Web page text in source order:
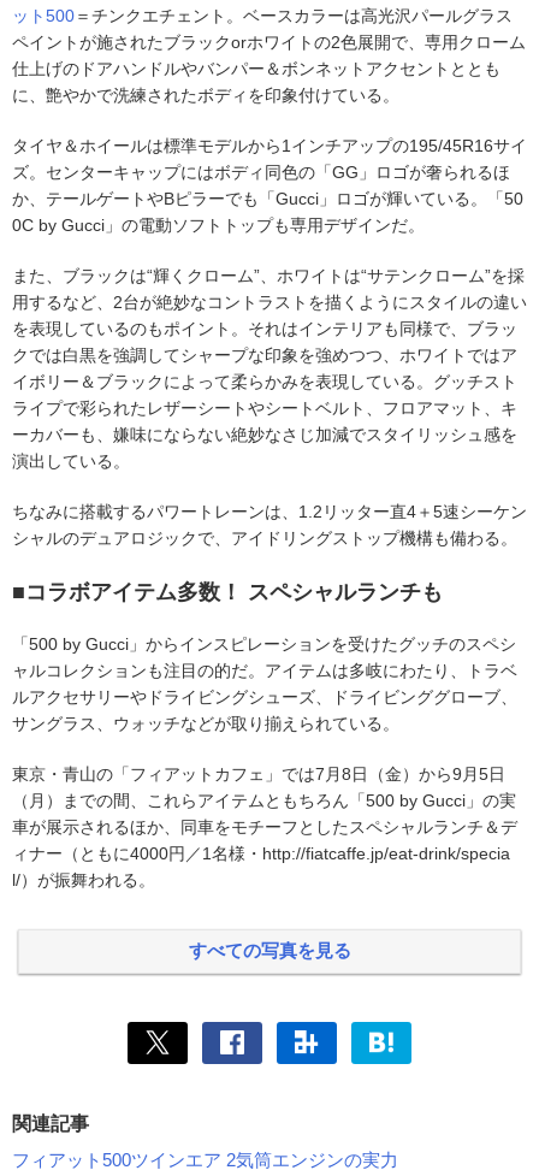
ット500＝チンクエチェント。ベースカラーは高光沢パールグラス
ペイントが施されたブラックorホワイトの2色展開で、専用クローム
仕上げのドアハンドルやバンパー＆ボンネットアクセントととも
に、艶やかで洗練されたボディを印象付けている。
タイヤ＆ホイールは標準モデルから1インチアップの195/45R16サイ
ズ。センターキャップにはボディ同色の「GG」ロゴが奢られるほ
か、テールゲートやBピラーでも「Gucci」ロゴが輝いている。「50
0C by Gucci」の電動ソフトトップも専用デザインだ。
また、ブラックは“輝くクローム”、ホワイトは“サテンクローム”を採
用するなど、2台が絶妙なコントラストを描くようにスタイルの違い
を表現しているのもポイント。それはインテリアも同様で、ブラッ
クでは白黒を強調してシャープな印象を強めつつ、ホワイトではア
イボリー＆ブラックによって柔らかみを表現している。グッチスト
ライプで彩られたレザーシートやシートベルト、フロアマット、キ
ーカバーも、嫌味にならない絶妙なさじ加減でスタイリッシュ感を
演出している。
ちなみに搭載するパワートレーンは、1.2リッター直4＋5速シーケン
シャルのデュアロジックで、アイドリングストップ機構も備わる。
■コラボアイテム多数！ スペシャルランチも
「500 by Gucci」からインスピレーションを受けたグッチのスペシ
ャルコレクションも注目の的だ。アイテムは多岐にわたり、トラベ
ルアクセサリーやドライビングシューズ、ドライビンググローブ、
サングラス、ウォッチなどが取り揃えられている。
東京・青山の「フィアットカフェ」では7月8日（金）から9月5日
（月）までの間、これらアイテムともちろん「500 by Gucci」の実
車が展示されるほか、同車をモチーフとしたスペシャルランチ＆デ
ィナー（ともに4000円／1名様・http://fiatcaffe.jp/eat-drink/specia
l/）が振舞われる。
すべての写真を見る
関連記事
フィアット500ツインエア 2気筒エンジンの実力